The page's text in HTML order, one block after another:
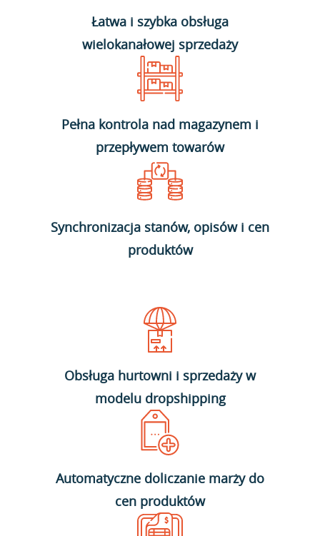
Łatwa i szybka obsługa
wielokanałowej sprzedaży
Pełna kontrola nad magazynem i
przepływem towarów
Synchronizacja stanów, opisów i cen
produktów
Obsługa hurtowni i sprzedaży w
modelu dropshipping
Automatyczne doliczanie marży do
cen produktów